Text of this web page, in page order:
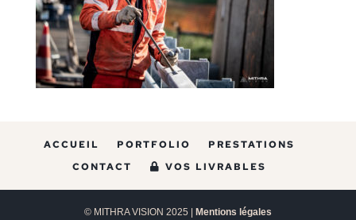
ACCUEIL PORTFOLIO
PRESTATIONS
CONTACT
VOS LIVRABLES
© MITHRA VISION 2025 | Mentions légales